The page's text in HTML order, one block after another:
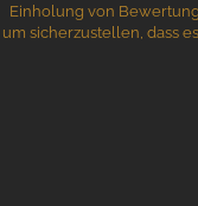
Einholung von
um sicherzustellen, dass